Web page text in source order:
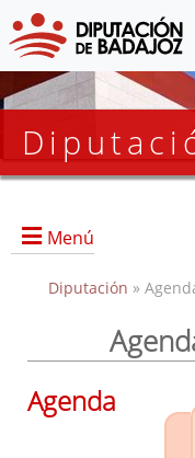
Menú
Presidencia
Grupos Políticos
Diputación »
Agenda